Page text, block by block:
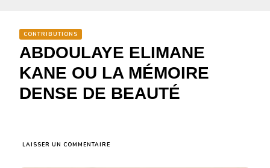
CONTRIBUTIONS
ABDOULAYE ELIMANE
KANE OU LA MÉMOIRE
DENSE DE BEAUTÉ
LAISSER UN COMMENTAIRE